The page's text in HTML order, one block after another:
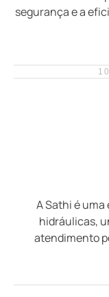
segurança e a
A Sathi é
hidráulicas,
atendimento